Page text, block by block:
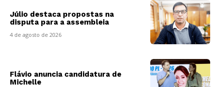
Júlio destaca propostas na
disputa para a assembleia
4 de agosto de 2026
Flávio anuncia candidatura de
Michelle